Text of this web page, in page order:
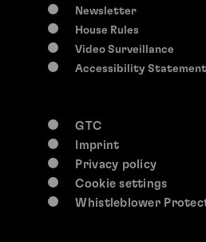
Newsletter
House Rules
Video Surveillance
Accessibility Statement
GTC
Imprint
Privacy policy
Cookie settings
Whistleblower